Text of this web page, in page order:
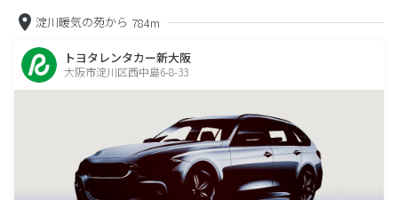
淀川暖気の苑から 784m
トヨタレンタカー新大阪
大阪市淀川区西中島6-8-33